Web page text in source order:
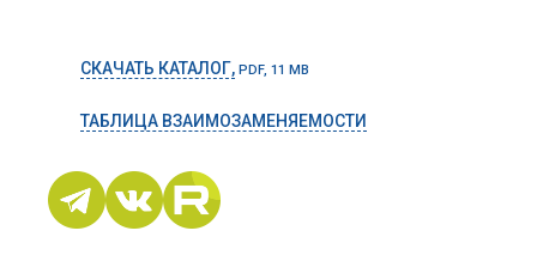
СКАЧАТЬ КАТАЛОГ, PDF, 11 MB
ТАБЛИЦА ВЗАИМОЗАМЕНЯЕМОСТИ